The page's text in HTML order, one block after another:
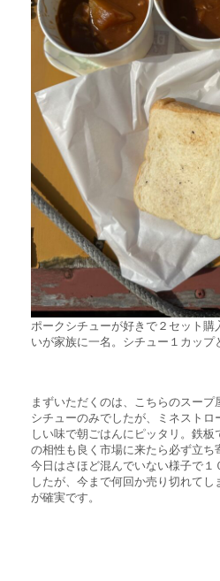
ポークシチューが好きで２セット購
いが家族に一名。シチュー１カップ
まずいただくのは、こちらのスー
シチューのみでしたが、ミネスト
しい味で朝ごはんにピッタリ。鉄板
の相性も良く市場に来たら必ず立ち
今日はさほど混んでいない様子で１
したが、今まで何回か売り切れて
が確実です。